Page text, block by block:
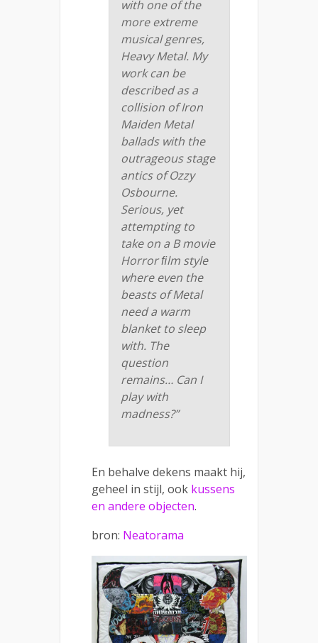
with one of the
more extreme
musical genres,
Heavy Metal. My
work can be
described as a
collision of Iron
Maiden Metal
ballads with the
outrageous stage
antics of Ozzy
Osbourne.
Serious, yet
attempting to
take on a B movie
Horror ﬁlm style
where even the
beasts of Metal
need a warm
blanket to sleep
with. The
question
remains… Can I
play with
madness?”
En behalve dekens maakt hij,
geheel in stijl, ook kussens
en andere objecten.
bron: Neatorama